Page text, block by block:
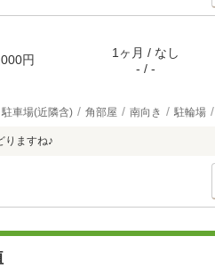
円
1ヶ月 / なし
- / -
駐車場(近隣含) 角部屋 南向き 駐輪場
りますね♪